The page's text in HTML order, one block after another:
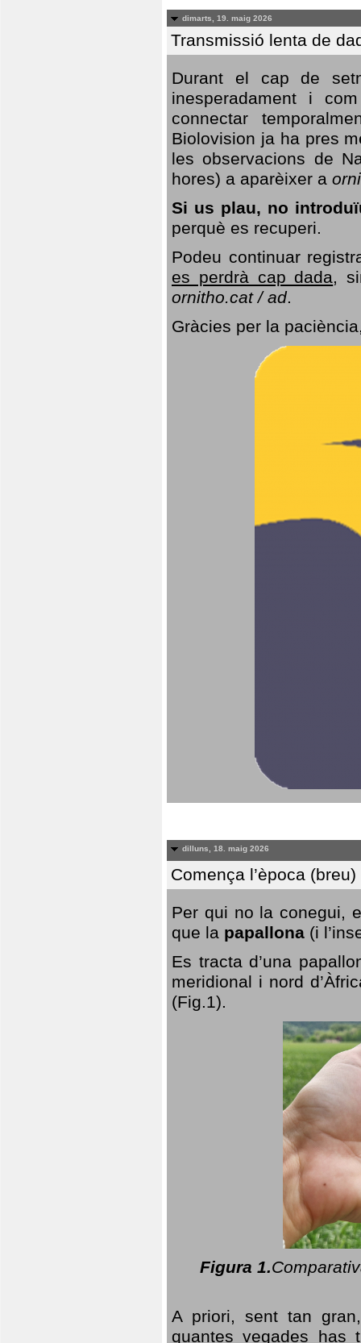
dimarts, 19. maig 2026
Transmissió lenta de
Durant el cap de
inesperadament i
connectar
Biolovision ja ha pres
les observacions de
hores) a aparèixer a
Si us plau, no
perquè es recuperi.
Podeu continuar
es perdrà cap dada,
ornitho.cat / ad.
Gràcies per la
dilluns, 18. maig 2026
Comença l’època
Per qui no la conegui,
que la papallona (i
Es tracta d’una
meridional i nord
(Fig.1).
Figura 1.
A priori, sent tan
quantes vegades has